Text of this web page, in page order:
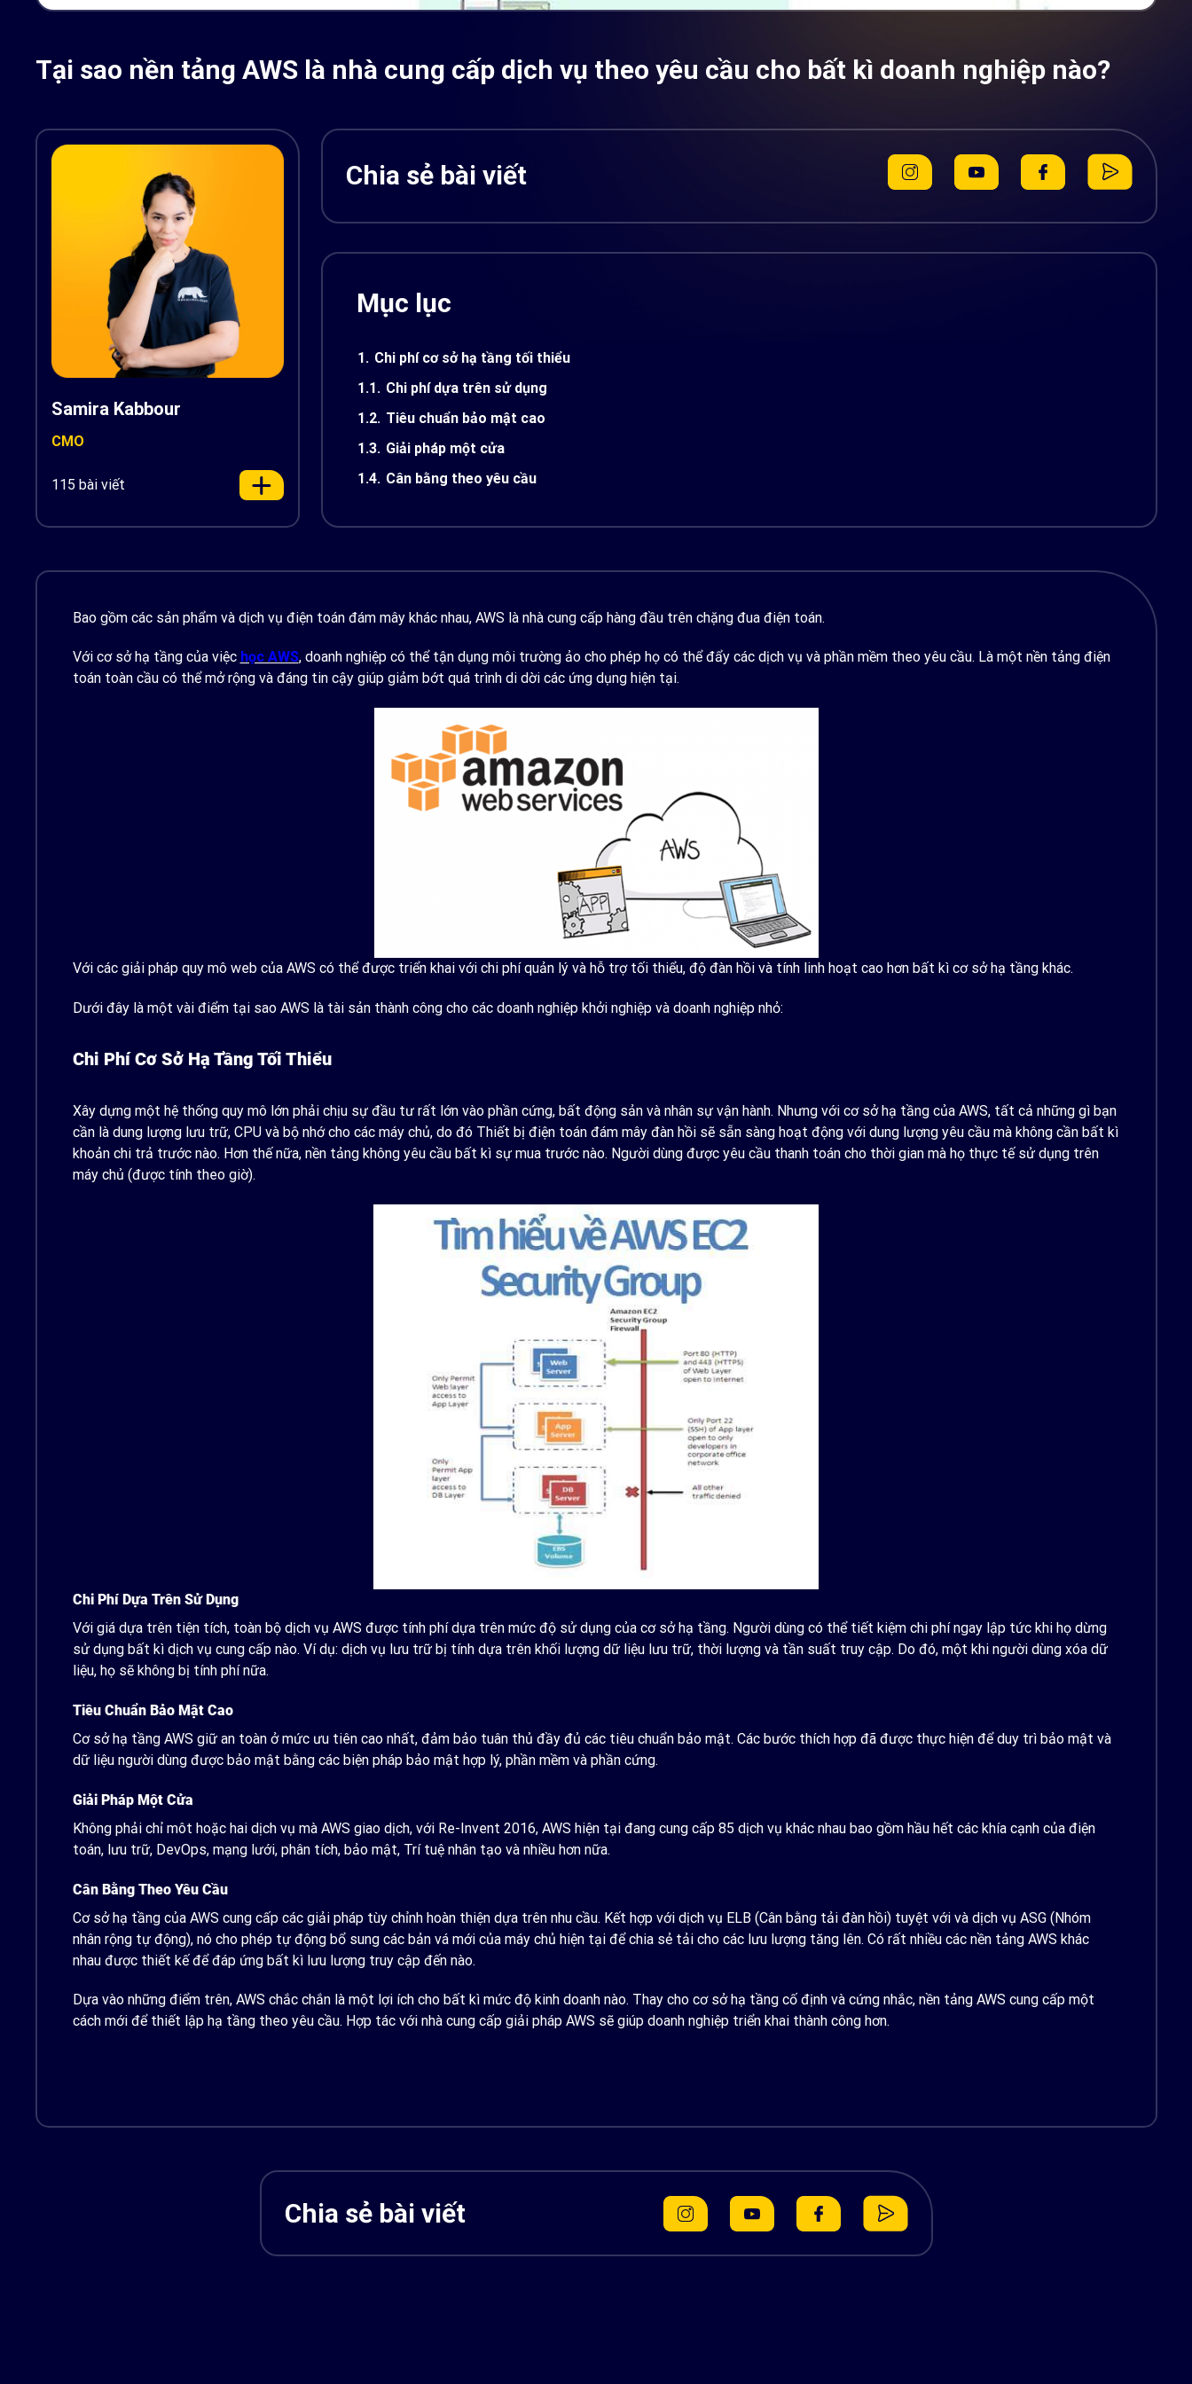
Tại sao nền tảng AWS là nhà cung cấp dịch vụ theo yêu cầu cho bất kì doanh nghiệp nào?
Samira Kabbour
CMO
115 bài viết
Chia sẻ bài viết
Mục lục
1. Chi phí cơ sở hạ tầng tối thiểu
1.1. Chi phí dựa trên sử dụng
1.2. Tiêu chuẩn bảo mật cao
1.3. Giải pháp một cửa
1.4. Cân bằng theo yêu cầu
Bao gồm các sản phẩm và dịch vụ điện toán đám mây khác nhau, AWS là nhà cung cấp hàng đầu trên chặng đua điện toán.
Với cơ sở hạ tầng của việc học AWS, doanh nghiệp có thể tận dụng môi trường ảo cho phép họ có thể đẩy các dịch vụ và phần mềm theo yêu cầu. Là một nền tảng điện
toán toàn cầu có thể mở rộng và đáng tin cậy giúp giảm bớt quá trình di dời các ứng dụng hiện tại.
Với các giải pháp quy mô web của AWS có thể được triển khai với chi phí quản lý và hỗ trợ tối thiểu, độ đàn hồi và tính linh hoạt cao hơn bất kì cơ sở hạ tầng khác.
Dưới đây là một vài điểm tại sao AWS là tài sản thành công cho các doanh nghiệp khởi nghiệp và doanh nghiệp nhỏ:
Chi Phí Cơ Sở Hạ Tầng Tối Thiểu
Xây dựng một hệ thống quy mô lớn phải chịu sự đầu tư rất lớn vào phần cứng, bất động sản và nhân sự vận hành. Nhưng với cơ sở hạ tầng của AWS, tất cả những gì bạn
cần là dung lượng lưu trữ, CPU và bộ nhớ cho các máy chủ, do đó Thiết bị điện toán đám mây đàn hồi sẽ sẵn sàng hoạt động với dung lượng yêu cầu mà không cần bất kì
khoản chi trả trước nào. Hơn thế nữa, nền tảng không yêu cầu bất kì sự mua trước nào. Người dùng được yêu cầu thanh toán cho thời gian mà họ thực tế sử dụng trên
máy chủ (được tính theo giờ).
Chi Phí Dựa Trên Sử Dụng
Với giá dựa trên tiện tích, toàn bộ dịch vụ AWS được tính phí dựa trên mức độ sử dụng của cơ sở hạ tầng. Người dùng có thể tiết kiệm chi phí ngay lập tức khi họ dừng
sử dụng bất kì dịch vụ cung cấp nào. Ví dụ: dịch vụ lưu trữ bị tính dựa trên khối lượng dữ liệu lưu trữ, thời lượng và tần suất truy cập. Do đó, một khi người dùng xóa dữ
liệu, họ sẽ không bị tính phí nữa.
Tiêu Chuẩn Bảo Mật Cao
Cơ sở hạ tầng AWS giữ an toàn ở mức ưu tiên cao nhất, đảm bảo tuân thủ đầy đủ các tiêu chuẩn bảo mật. Các bước thích hợp đã được thực hiện để duy trì bảo mật và
dữ liệu người dùng được bảo mật bằng các biện pháp bảo mật hợp lý, phần mềm và phần cứng.
Giải Pháp Một Cửa
Không phải chỉ môt hoặc hai dịch vụ mà AWS giao dịch, với Re-Invent 2016, AWS hiện tại đang cung cấp 85 dịch vụ khác nhau bao gồm hầu hết các khía cạnh của điện
toán, lưu trữ, DevOps, mạng lưới, phân tích, bảo mật, Trí tuệ nhân tạo và nhiều hơn nữa.
Cân Bằng Theo Yêu Cầu
Cơ sở hạ tầng của AWS cung cấp các giải pháp tùy chỉnh hoàn thiện dựa trên nhu cầu. Kết hợp với dịch vụ ELB (Cân bằng tải đàn hồi) tuyệt với và dịch vụ ASG (Nhóm
nhân rộng tự động), nó cho phép tự động bổ sung các bản vá mới của máy chủ hiện tại để chia sẻ tải cho các lưu lượng tăng lên. Có rất nhiều các nền tảng AWS khác
nhau được thiết kế để đáp ứng bất kì lưu lượng truy cập đến nào.
Dựa vào những điểm trên, AWS chắc chắn là một lợi ích cho bất kì mức độ kinh doanh nào. Thay cho cơ sở hạ tầng cố định và cứng nhắc, nền tảng AWS cung cấp một
cách mới để thiết lập hạ tầng theo yêu cầu. Hợp tác với nhà cung cấp giải pháp AWS sẽ giúp doanh nghiệp triển khai thành công hơn.
Chia sẻ bài viết